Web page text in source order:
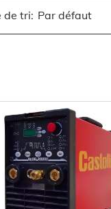
de tri: